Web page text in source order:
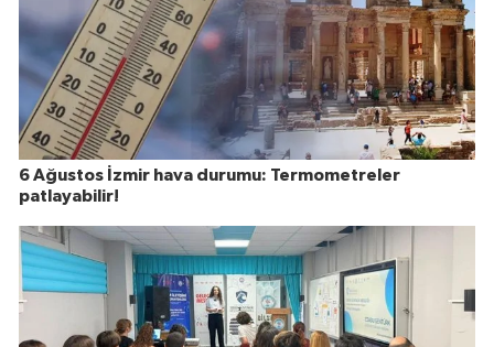
6 Ağustos İzmir hava durumu: Termometreler
patlayabilir!